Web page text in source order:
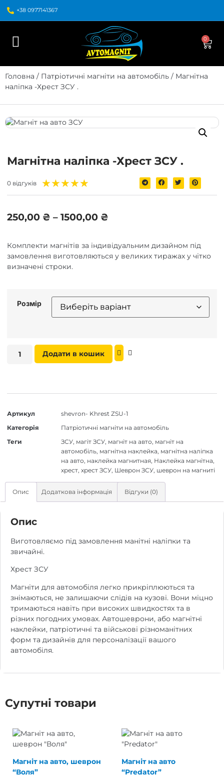
+38 0977141367
0
Головна / Патріотичні магніти на автомобіль / Магнітна
наліпка -Хрест ЗСУ .
Магнітна наліпка -Хрест ЗСУ .
0 відгуків ★★★★★
250,00 ₴ – 1500,00 ₴
Комплекти магнітів за індивідуальним дизайном під
замовлення виготовляються у великих тиражах у чітко
визначені строки.
Розмір
Додати в кошик
Артикул
shevron- Khrest ZSU-1
Категорія
Патріотичні магніти на автомобіль
Теги
ЗСУ, магіт ЗСУ, магніт на авто, магніт на
автомобіль, магнітна наклейка, магнітна наліпка
на авто, наклейка магнитная, Наклейка магнітна,
хрест, хрест ЗСУ, Шеврон ЗСУ, шеврон на магниті
Опис Додаткова інформація Відгуки (0)
Опис
Виготовляємо під замовлення манітні наліпки та
звичайні.
Хрест ЗСУ
Магніти для автомобіля легко прикріплюються та
знімаються, не залишаючи слідів на кузові. Вони міцно
тримаються навіть при високих швидкостях та в
різних погодних умовах. Автошеврони, або магнітні
наклейки, патріотичні та військові різноманітних
форм та дизайнів для персоналізації вашого
автомобіля.
Супутні товари
Магніт на авто, шеврон
“Воля”
Магніт на авто
“Predator”